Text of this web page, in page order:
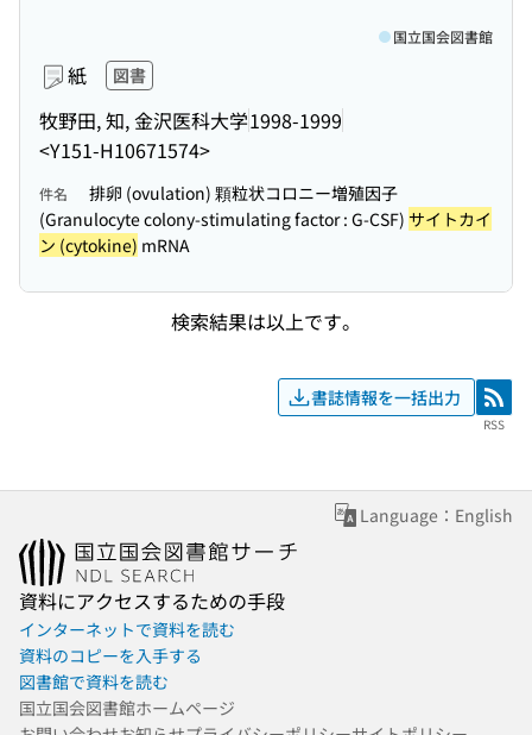
紙 図書
牧野田, 知, 金沢医科大学1998-1999
<Y151-H10671574>
国立国会図書館
件名
排卵 (ovulation) 顆粒状コロニー増殖因子
(Granulocyte colony-stimulating factor : G-CSF) サイトカイ
ン (cytokine) mRNA
検索結果は以上です。
書誌情報を一括出力 RSS
RSS
Language：English
資料にアクセスするための手段
インターネットで資料を読む
資料のコピーを入手する
図書館で資料を読む
国立国会図書館ホームページ